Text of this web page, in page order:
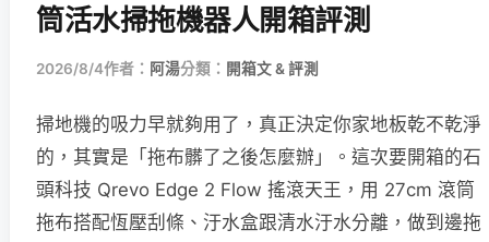
筒活水掃拖機器人開箱評測
2026/8/4作者： 阿湯分類： 開箱文 & 評測
掃地機的吸力早就夠用了，真正決定你家地板乾不乾淨
的，其實是「拖布髒了之後怎麼辦」。這次要開箱的石
頭科技 Qrevo Edge 2 Flow 搖滾天王，用 27cm 滾筒
拖布搭配恆壓刮條、汙水盒跟清水汙水分離，做到邊拖